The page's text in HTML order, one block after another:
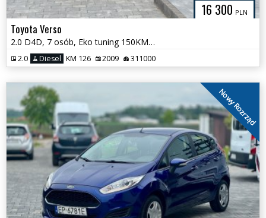
16 300 PLN
Toyota Verso
2.0 D4D, 7 osób, Eko tuning 150KM, Hak, Salon Polska
2.0 Diesel KM 126 2009 311000
Nowy Rozrząd